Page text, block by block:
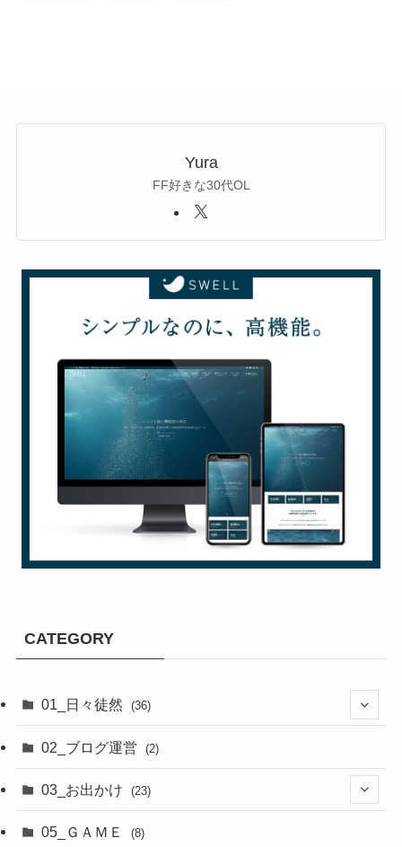
Yura
FF好きな30代OL
CATEGORY
01_日々徒然 (36)
(3)
(33)
02_ブログ運営 (2)
03_お出かけ (23)
(2)
05_ＧＡＭＥ (8)